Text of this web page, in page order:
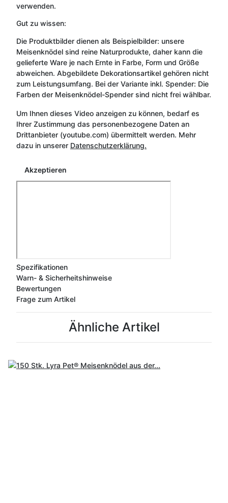
verwenden.
Gut zu wissen:
Die Produktbilder dienen als Beispielbilder: unsere
Meisenknödel sind reine Naturprodukte, daher kann die
gelieferte Ware je nach Ernte in Farbe, Form und Größe
abweichen. Abgebildete Dekorationsartikel gehören nicht
zum Leistungsumfang. Bei der Variante inkl. Spender: Die
Farben der Meisenknödel-Spender sind nicht frei wählbar.
Um Ihnen dieses Video anzeigen zu können, bedarf es
Ihrer Zustimmung das personenbezogene Daten an
Drittanbieter (youtube.com) übermittelt werden. Mehr
dazu in unserer Datenschutzerklärung.
Akzeptieren
Spezifikationen
Warn- & Sicherheitshinweise
Bewertungen
Frage zum Artikel
Ähnliche Artikel